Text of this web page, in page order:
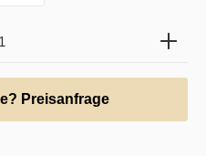
Wert ein
Preisanfrage